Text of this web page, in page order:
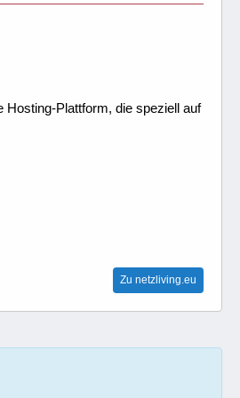
Hosting-Plattform, die speziell auf
Zu netzliving.eu